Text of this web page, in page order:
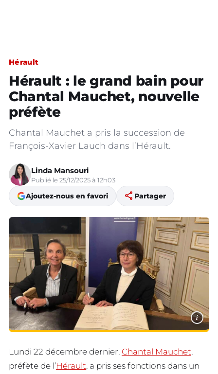
Hérault
Hérault : le grand bain pour
Chantal Mauchet, nouvelle
préfète
Chantal Mauchet a pris la succession de
François-Xavier Lauch dans l’Hérault.
Linda Mansouri
Publié le 25/12/2025 à 12h03
Ajoutez-nous en favori share Partager
i
Lundi 22 décembre dernier, Chantal Mauchet,
préfète de l’Hérault, a pris ses fonctions dans un